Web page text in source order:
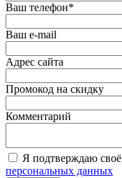
Ваш телефон*
Ваш e-mail
Адрес сайта
Промокод на скидку
Комментарий
Я подтверждаю своё
персональных данных